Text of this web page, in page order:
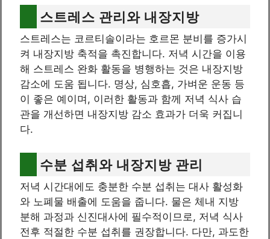
스트레스 관리와 내장지방
스트레스는 코르티솔이라는 호르몬 분비를 증가시
켜 내장지방 축적을 촉진합니다. 저녁 시간을 이용
해 스트레스 완화 활동을 병행하는 것은 내장지방
감소에 도움 됩니다. 명상, 심호흡, 가벼운 운동 등
이 좋은 예이며, 이러한 활동과 함께 저녁 식사 습
관을 개선하면 내장지방 감소 효과가 더욱 커집니
다.
수분 섭취와 내장지방 관리
저녁 시간대에도 충분한 수분 섭취는 대사 활성화
와 노폐물 배출에 도움을 줍니다. 물은 체내 지방
분해 과정과 신진대사에 필수적이므로, 저녁 식사
전후 적절한 수분 섭취를 권장합니다. 다만, 과도한